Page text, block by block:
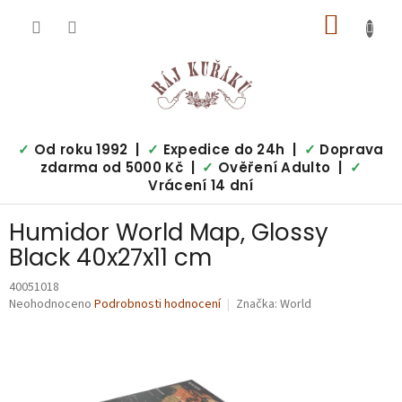
KOŠÍK
✓ Od roku 1992 | ✓ Expedice do 24h | ✓ Doprava
zdarma od 5000 Kč | ✓ Ověření Adulto |
✓
Vrácení 14 dní
Humidor World Map, Glossy
Black 40x27x11 cm
40051018
Průměrné
Neohodnoceno Podrobnosti hodnocení Značka: World